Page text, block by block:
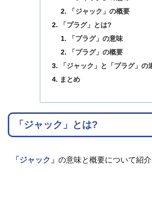
「ジャック」の概要
「プラグ」とは?
「プラグ」の意味
「プラグ」の概要
「ジャック」と「プラグ」の
まとめ
「ジャック」とは?
「ジャック」 の意味と概要について紹介